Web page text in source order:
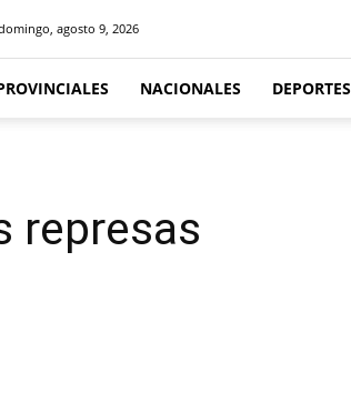
agosto 9, 2026
NACIONALES DEPORTES
represas